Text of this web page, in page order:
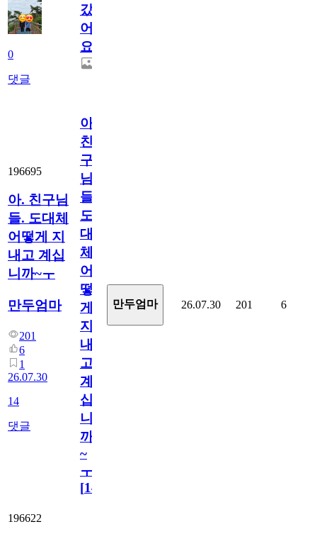
0
댓글
갔
어
요.
196695
아. 친구님
들. 도대체
어떻게 지
내고 계십
니까~ㅜ
만두엄마
201
6
1
26.07.30
14
댓글
아.
친
구
님
들.
도
대
체
어
떻
게
지
내
고
계
십
니
까
~
ㅜ
[14
만두엄마 26.07.30 201 6
196622